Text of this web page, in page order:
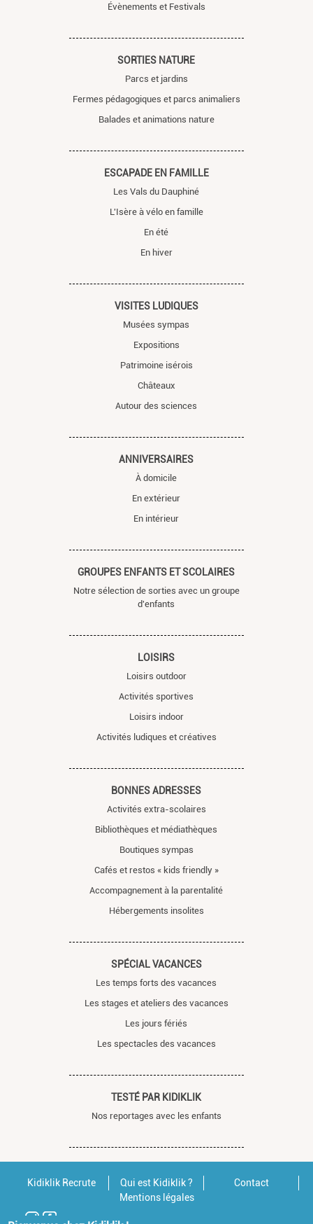
Évènements et Festivals
SORTIES NATURE
Parcs et jardins
Fermes pédagogiques et parcs animaliers
Balades et animations nature
ESCAPADE EN FAMILLE
Les Vals du Dauphiné
L'Isère à vélo en famille
En été
En hiver
VISITES LUDIQUES
Musées sympas
Expositions
Patrimoine isérois
Châteaux
Autour des sciences
ANNIVERSAIRES
À domicile
En extérieur
En intérieur
GROUPES ENFANTS ET SCOLAIRES
Notre sélection de sorties avec un groupe
d'enfants
LOISIRS
Loisirs outdoor
Activités sportives
Loisirs indoor
Activités ludiques et créatives
BONNES ADRESSES
Activités extra-scolaires
Bibliothèques et médiathèques
Boutiques sympas
Cafés et restos « kids friendly »
Accompagnement à la parentalité
Hébergements insolites
SPÉCIAL VACANCES
Les temps forts des vacances
Les stages et ateliers des vacances
Les jours fériés
Les spectacles des vacances
TESTÉ PAR KIDIKLIK
Nos reportages avec les enfants
Kidiklik Recrute Qui est Kidiklik ?
Contact
Mentions légales